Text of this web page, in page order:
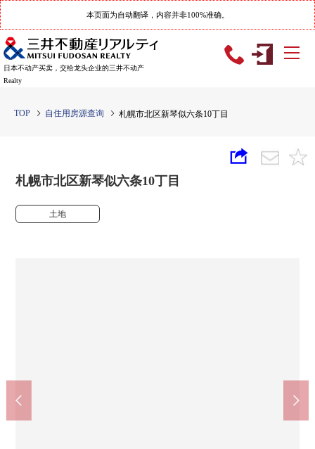
本页面为自动翻译，内容并非100%准确。
日本不动产买卖，交给龙头企业的三井不动产
Realty
TOP 自住用房源查询 札幌市北区新琴似六条10丁目
札幌市北区新琴似六条10丁目
土地